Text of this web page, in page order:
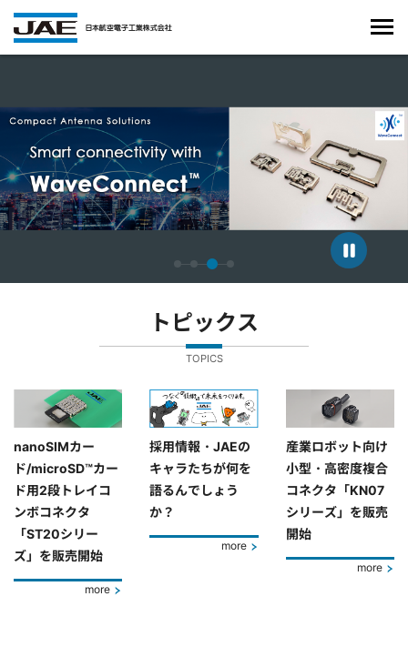
トピックス
TOPICS
nanoSIMカー
ド/microSD™カー
ド用2段トレイコ
ンボコネクタ
「ST20シリー
ズ」を販売開始
more
採用情報・JAEの
キャラたちが何を
語るんでしょう
か？
more
産業ロボット向け
小型・高密度複合
コネクタ「KN07
シリーズ」を販売
開始
more